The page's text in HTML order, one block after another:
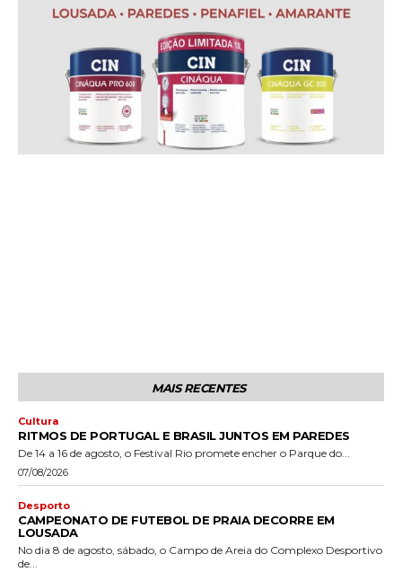
MAIS RECENTES
Cultura
RITMOS DE PORTUGAL E BRASIL JUNTOS EM PAREDES
De 14 a 16 de agosto, o Festival Rio promete encher o Parque do...
07/08/2026
Desporto
CAMPEONATO DE FUTEBOL DE PRAIA DECORRE EM
LOUSADA
No dia 8 de agosto, sábado, o Campo de Areia do Complexo Desportivo
de...